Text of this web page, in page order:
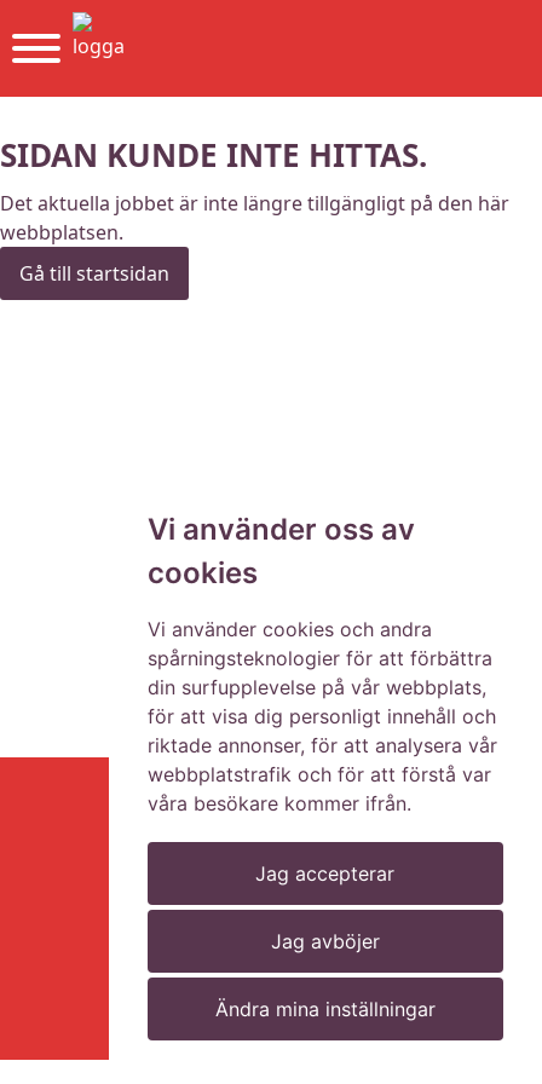
Vi använder oss av
cookies
Vi använder cookies och andra
spårningsteknologier för att förbättra
din surfupplevelse på vår webbplats,
för att visa dig personligt innehåll och
riktade annonser, för att analysera vår
webbplatstrafik och för att förstå var
våra besökare kommer ifrån.
Jag accepterar
Jag avböjer
Ändra mina inställningar
SIDAN KUNDE INTE HITTAS.
Det aktuella jobbet är inte längre tillgängligt på den här
webbplatsen.
Gå till startsidan
Hem
Lediga jobb
Kontakt